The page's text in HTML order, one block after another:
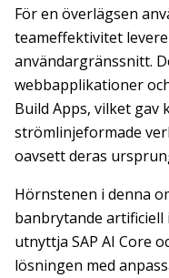
För en överlägsen
teameffektivitet
användargränssnitt.
webbapplikationer
Build Apps, vilket
strömlinjeformade
oavsett deras
Hörnstenen i denna
banbrytande artificiell
utnyttja SAP AI Core
lösningen med